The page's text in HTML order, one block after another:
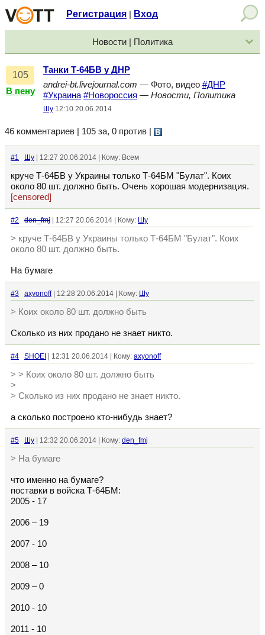
Регистрация Вход
Новости | Политика
105
В пену
Танки Т-64БВ у ДНР
andrei-bt.livejournal.com — Фото, видео #ДНР
#Украина #Новороссия — Новости, Политика
Шу 12:10 20.06.2014
46 комментариев | 105 за, 0 против
#1 Шу | 12:27 20.06.2014 | Кому: Всем
круче Т-64БВ у Украины только Т-64БМ "Булат". Коих
около 80 шт. должно быть. Очень хорошая модернизация.
[censored]
#2 den_fmj | 12:27 20.06.2014 | Кому: Шу
> круче Т-64БВ у Украины только Т-64БМ "Булат". Коих
около 80 шт. должно быть.
На бумаге
#3 axyonoff| 12:28 20.06.2014 | Кому: Шу
> Коих около 80 шт. должно быть
Сколько из них продано не знает никто.
#4 SHOEI | 12:31 20.06.2014 | Кому: axyonoff
> > Коих около 80 шт. должно быть
>
> Сколько из них продано не знает никто.
а сколько построено кто-нибудь знает?
#5 Шу | 12:32 20.06.2014 | Кому: den_fmj
> На бумаге
что именно на бумаге?
поставки в войска Т-64БМ:
2005 - 17
2006 – 19
2007 - 10
2008 – 10
2009 – 0
2010 - 10
2011 - 10